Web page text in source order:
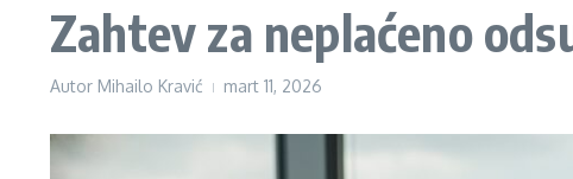
Zahtev za neplaćeno
Autor Mihailo Kravić mart 11, 2026